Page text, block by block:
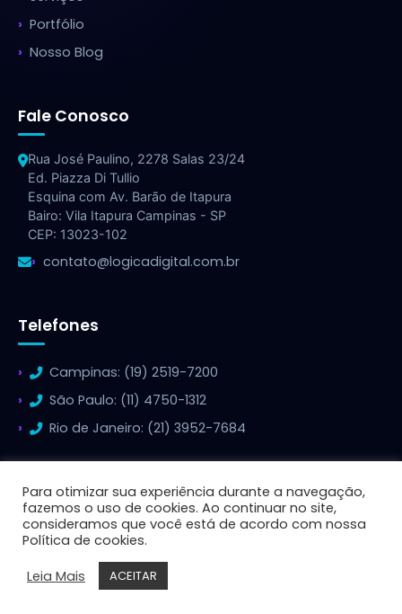
Portfólio
Nosso Blog
Fale Conosco
Rua José Paulino, 2278 Salas 23/24
Ed. Piazza Di Tullio
Esquina com Av. Barão de Itapura
Bairo: Vila Itapura Campinas - SP
CEP: 13023-102
contato@logicadigital.com.br
Telefones
Campinas: (19) 2519-7200
São Paulo: (11) 4750-1312
Rio de Janeiro: (21) 3952-7684
© 2026 Lógica Digital - Todos os direitos reservados.
Para otimizar sua experiência durante a navegação,
fazemos o uso de cookies. Ao continuar no site,
consideramos que você está de acordo com nossa
Política de cookies.
Leia Mais
ACEITAR